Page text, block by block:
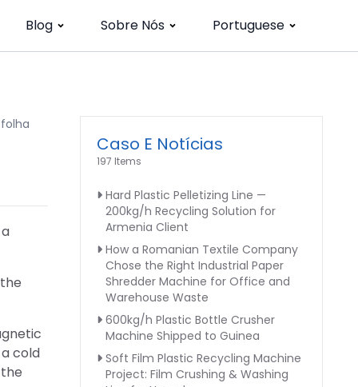
Blog Sobre Nós Portuguese
cold
Caso E Notícias
197 Items
Hard Plastic Pelletizing Line —
200kg/h Recycling Solution for
Armenia Client
How a Romanian Textile Company
Chose the Right Industrial Paper
Shredder Machine for Office and
Warehouse Waste
600kg/h Plastic Bottle Crusher
Machine Shipped to Guinea
Soft Film Plastic Recycling Machine
Project: Film Crushing & Washing